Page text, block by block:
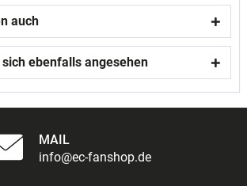
auch
ebenfalls angesehen
MAIL
info@ec-fanshop.de